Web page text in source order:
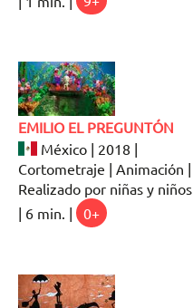
EMILIO EL PREGUNTÓN
México | 2018 |
Cortometraje | Animación |
Realizado por niñas y niños
| 6 min. |
0+